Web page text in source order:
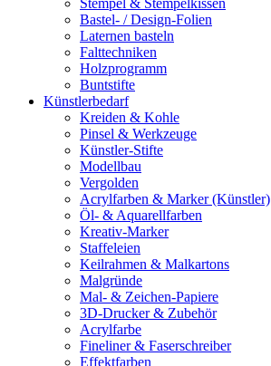
Stempel & Stempelkissen
Bastel- / Design-Folien
Laternen basteln
Falttechniken
Holzprogramm
Buntstifte
Künstlerbedarf
Kreiden & Kohle
Pinsel & Werkzeuge
Künstler-Stifte
Modellbau
Vergolden
Acrylfarben & Marker (Künstler)
Öl- & Aquarellfarben
Kreativ-Marker
Staffeleien
Keilrahmen & Malkartons
Malgründe
Mal- & Zeichen-Papiere
3D-Drucker & Zubehör
Acrylfarbe
Fineliner & Faserschreiber
Effektfarben